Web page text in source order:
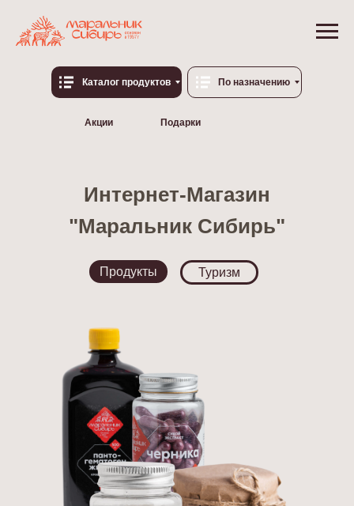
Каталог продуктов По назначению
Акции Подарки
Интернет-Магазин
"Маральник Сибирь"
Туризм
Продукты